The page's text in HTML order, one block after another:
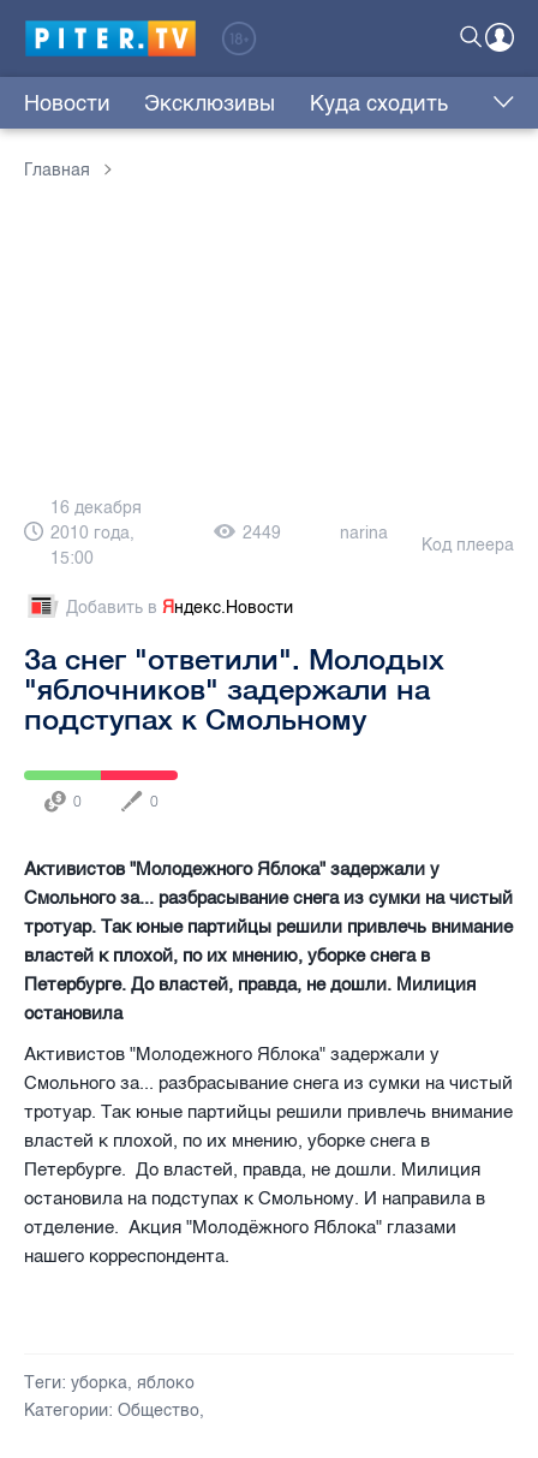
Новости Эксклюзивы Куда сходить
Главная
16 декабря
2010 года,
15:00
2449 narina
Код плеера
Добавить в Яндекс.Новости
За снег "ответили". Молодых
"яблочников" задержали на
подступах к Смольному
0 0
Активистов "Молодежного Яблока" задержали у
Смольного за... разбрасывание снега из сумки на чистый
тротуар. Так юные партийцы решили привлечь внимание
властей к плохой, по их мнению, уборке снега в
Петербурге. До властей, правда, не дошли. Милиция
остановила
Активистов "Молодежного Яблока" задержали у
Смольного за... разбрасывание снега из сумки на чистый
тротуар. Так юные партийцы решили привлечь внимание
властей к плохой, по их мнению, уборке снега в
Петербурге. До властей, правда, не дошли. Милиция
остановила на подступах к Смольному. И направила в
отделение. Акция "Молодёжного Яблока" глазами
нашего корреспондента.
Теги: уборка, яблоко
Категории: Общество,